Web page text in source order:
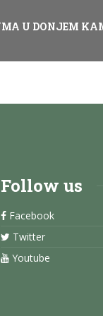
U DONJEM
Follow us
Facebook
Twitter
Youtube